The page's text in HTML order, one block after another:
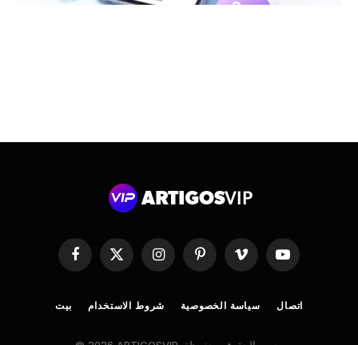
فيسبوك
اكس
(تويتر)
انستغرام بينتريستفيميو
موقع
YouTube
بيت شروط الاستخدام سياسة الخصوصية اتصال